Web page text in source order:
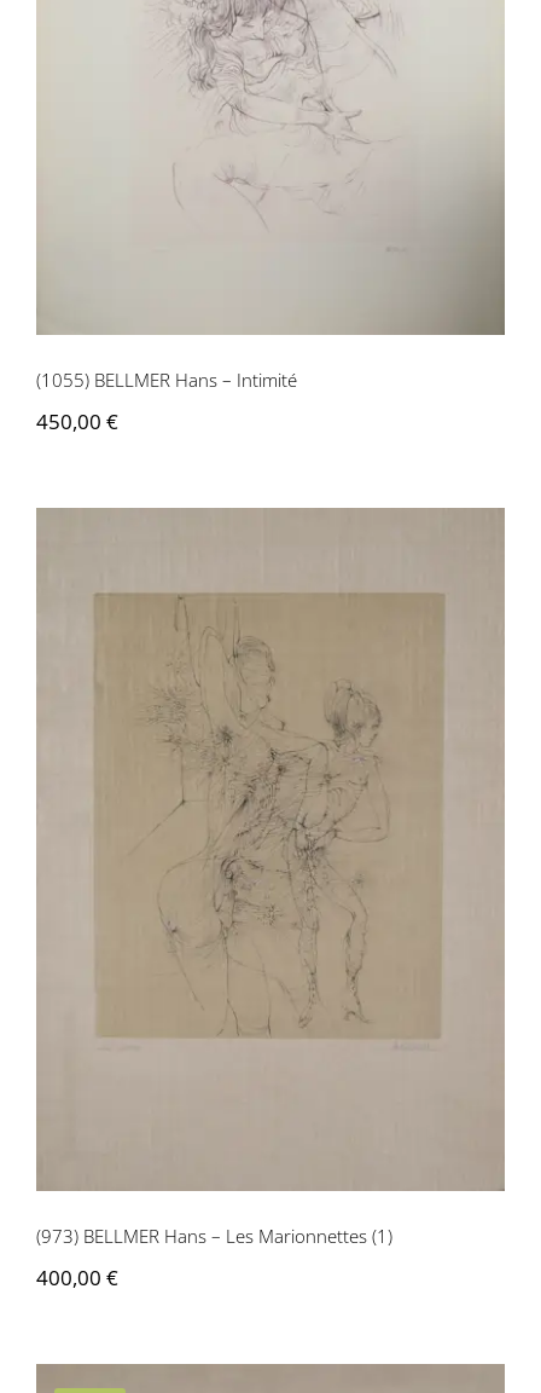
(1055) BELLMER Hans – Intimité
(1055) BELLMER Hans – Intimité
450,00 €
(973) BELLMER Hans – Les Marionnettes
(1)
(973) BELLMER Hans – Les Marionnettes (1)
400,00 €